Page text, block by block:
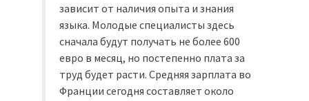
зависит от наличия опыта и знания
языка. Молодые специалисты здесь
сначала будут получать не более 600
евро в месяц, но постепенно плата за
труд будет расти. Средняя зарплата во
Франции сегодня составляет около